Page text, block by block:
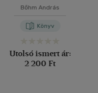
Bőhm András
Könyv
Utolsó ismert ár:
2 200 Ft